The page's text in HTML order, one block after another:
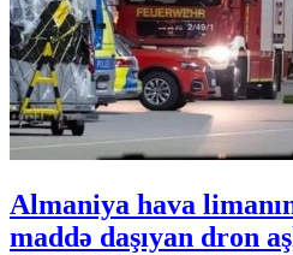
Almaniya hava
maddə daşıyan dron